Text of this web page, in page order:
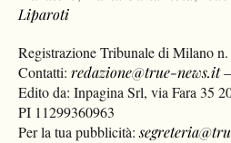
Liparoti
Registrazione Tribunale di Milano
Contatti:redazione@true-news.it
Edito da: Inpagina Srl, via Fara 35
PI 11299360963
Per la tua pubblicità: